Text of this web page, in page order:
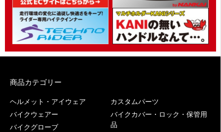
商品カテゴリー
ヘルメット・アイウェア
バイクウェアー
バイクグローブ
カスタムパーツ
バイクカバー・ロック・保管用
品